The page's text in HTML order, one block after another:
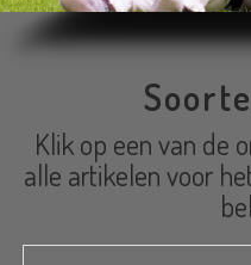
Klik op een van de
alle artikelen voor